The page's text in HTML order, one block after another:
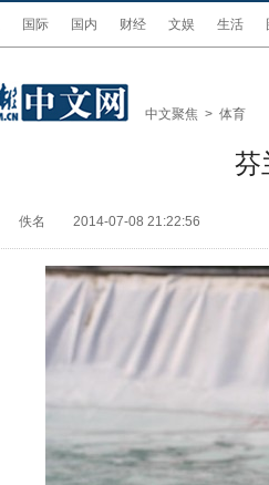
国际 国内 财经 文娱 生活
中文聚焦 > 体育
芬
佚名 2014-07-08 21:22:56